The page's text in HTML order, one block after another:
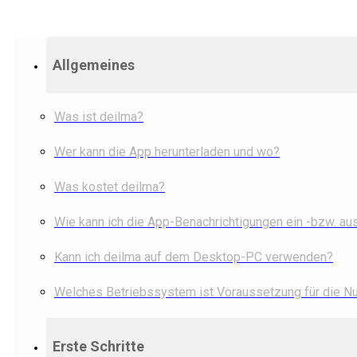
Allgemeines
Was ist deilma?
Wer kann die App herunterladen und wo?
Was kostet deilma?
Wie kann ich die App-Benachrichtigungen ein -bzw.
Kann ich deilma auf dem Desktop-PC verwenden?
Welches Betriebssystem ist Voraussetzung für die
Erste Schritte